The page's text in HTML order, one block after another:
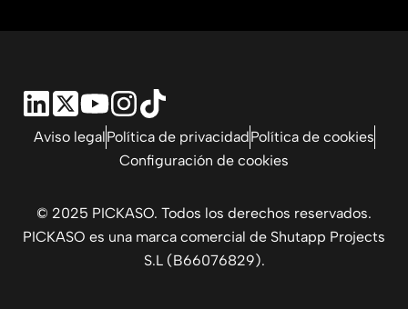
Aviso legalPolítica de privacidadPolítica de cookies
Configuración de cookies
© 2025 PICKASO. Todos los derechos reservados.
PICKASO es una marca comercial de Shutapp Projects
S.L (B66076829).